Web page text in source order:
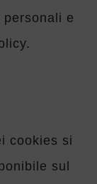
e
cookies si
sul